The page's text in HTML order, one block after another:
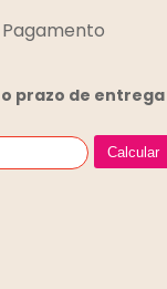
prazo de entrega
Calcular